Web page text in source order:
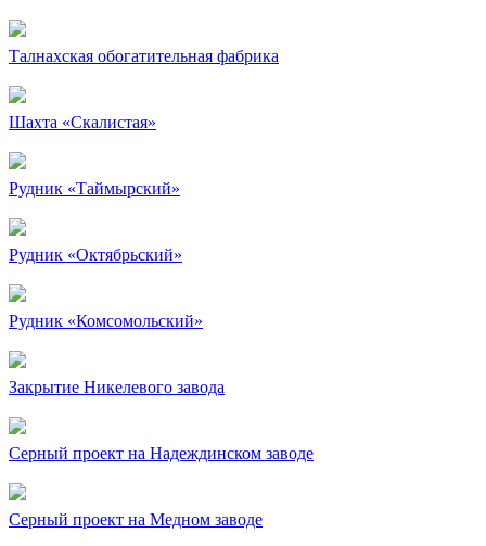
Талнахская обогатительная фабрика
Шахта «Скалистая»
Рудник «Таймырский»
Рудник «Октябрьский»
Рудник «Комсомольский»
Закрытие Никелевого завода
Серный проект на Надеждинском заводе
Серный проект на Медном заводе